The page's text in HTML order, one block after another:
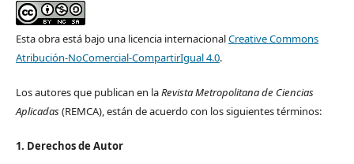
Esta obra está bajo una licencia internacionalCreative Commons
Atribución-NoComercial-CompartirIgual 4.0.
Los autores que publican en laRevista Metropolitana de Ciencias
Aplicadas(REMCA), están de acuerdo con los siguientes términos:
1. Derechos de Autor